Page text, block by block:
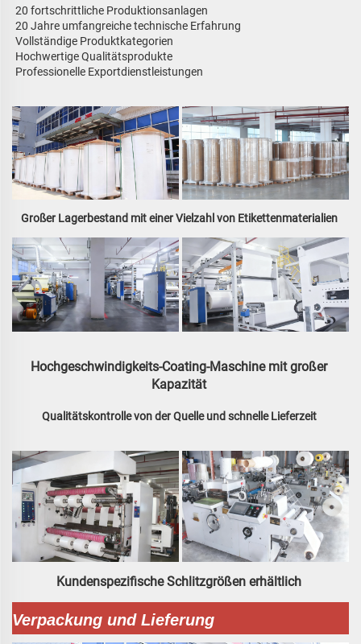
20 fortschrittliche Produktionsanlagen
20 Jahre umfangreiche technische Erfahrung
Vollständige Produktkategorien
Hochwertige Qualitätsprodukte
Professionelle Exportdienstleistungen
Großer Lagerbestand mit einer Vielzahl von Etikettenmaterialien
Hochgeschwindigkeits-Coating-Maschine mit großer
Kapazität
Qualitätskontrolle von der Quelle und schnelle Lieferzeit
Kundenspezifische Schlitzgrößen erhältlich
Verpackung und Lieferung